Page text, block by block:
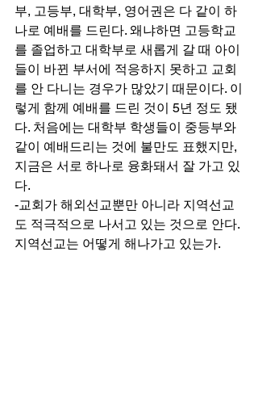
부, 고등부, 대학부, 영어권은 다 같이 하
나로 예배를 드린다. 왜냐하면 고등학교
를 졸업하고 대학부로 새롭게 갈 때 아이
들이 바뀐 부서에 적응하지 못하고 교회
를 안 다니는 경우가 많았기 때문이다. 이
렇게 함께 예배를 드린 것이 5년 정도 됐
다. 처음에는 대학부 학생들이 중등부와
같이 예배드리는 것에 불만도 표했지만,
지금은 서로 하나로 융화돼서 잘 가고 있
다.
-교회가 해외선교뿐만 아니라 지역선교
도 적극적으로 나서고 있는 것으로 안다.
지역선교는 어떻게 해나가고 있는가.